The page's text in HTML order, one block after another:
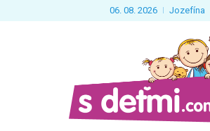
06. 08. 2026 Jozefína